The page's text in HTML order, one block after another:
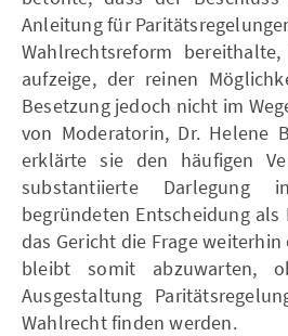
Anleitung für
Wahlrechtsreform
aufzeige, der reinen
Besetzung jedoch nicht im
von Moderatorin, Dr. Helene
erklärte sie den häufigen
substantiierte Darlegung
begründeten Entscheidung als
das Gericht die Frage
bleibt somit abzuwarten,
Ausgestaltung
Wahlrecht finden werden.